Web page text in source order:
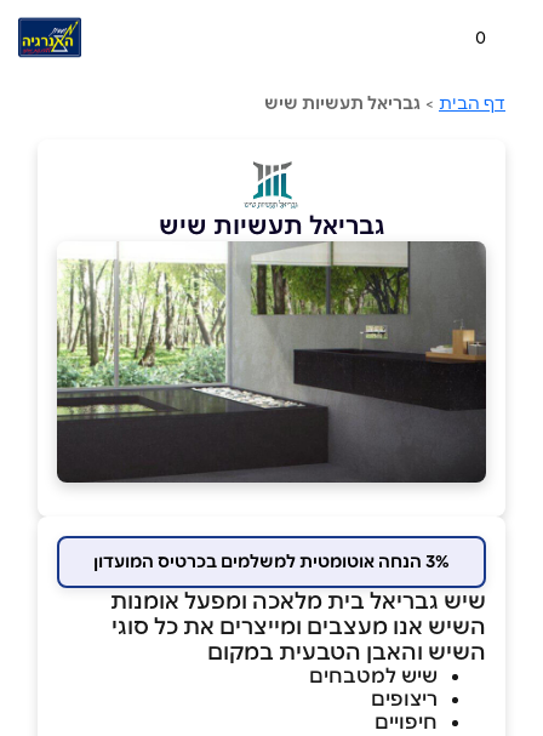
0
דף הבית > גבריאל תעשיות שיש
גבריאל תעשיות שיש
3% הנחה אוטומטית למשלמים בכרטיס המועדון
שיש גבריאל בית מלאכה ומפעל אומנות
השיש אנו מעצבים ומייצרים את כל סוגי
השיש והאבן הטבעית במקום
שיש למטבחים
ריצופים
חיפויים